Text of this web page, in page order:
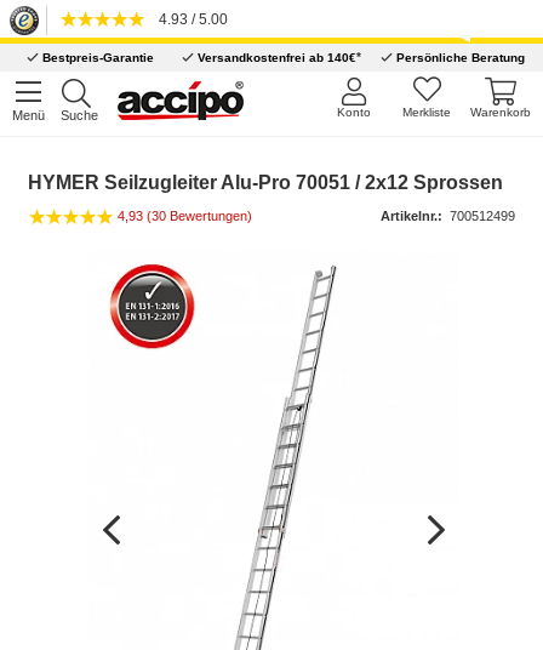
4.93 / 5.00
Bestpreis-Garantie Versandkostenfrei ab 140€* Persönliche Beratung
Menü Suche Warenkorb
Merkliste
Konto
HYMER Seilzugleiter Alu-Pro 70051 / 2x12 Sprossen
4,93 (30 Bewertungen) Artikelnr.: 700512499